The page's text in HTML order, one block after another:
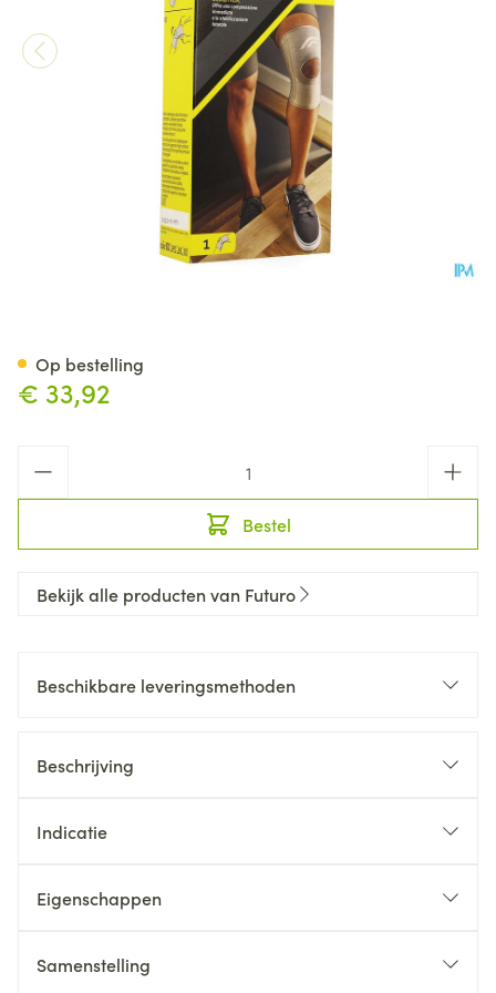
€ 33,92
Bestel
Op bestelling
Bekijk alle producten van Futuro
Beschikbare leveringsmethoden
Beschrijving
Indicatie
Eigenschappen
Samenstelling